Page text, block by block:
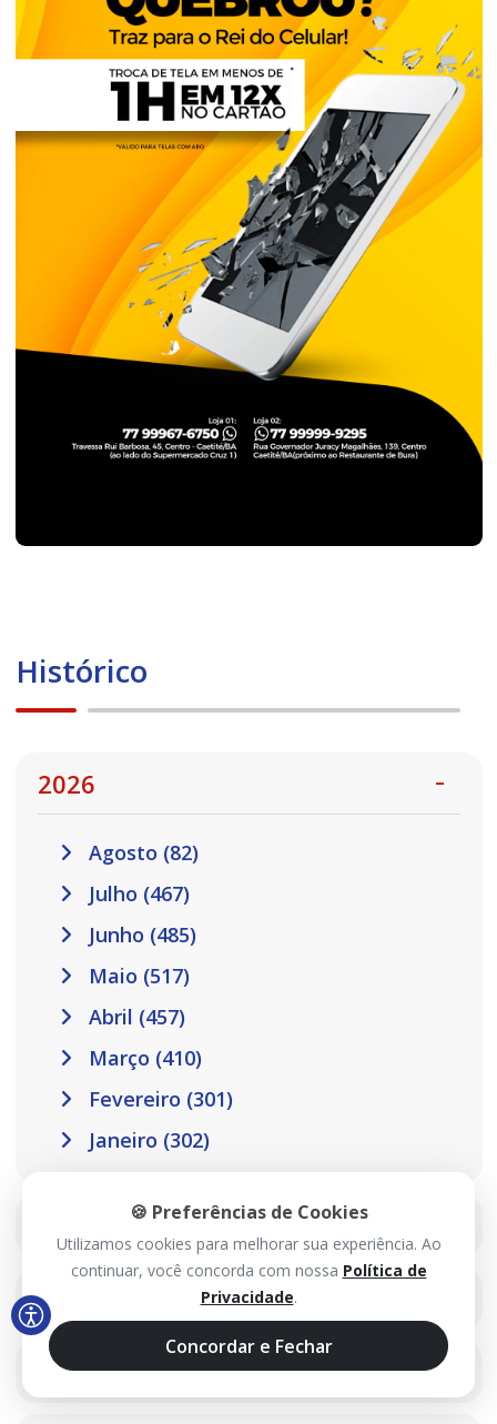
Histórico
2026
Agosto (82)
Julho (467)
Junho (485)
Maio (517)
Abril (457)
Março (410)
Fevereiro (301)
Janeiro (302)
2024
2023
🍪 Preferências de Cookies
Utilizamos cookies para melhorar sua experiência. Ao
continuar, você concorda com nossa Política de
Privacidade.
Concordar e Fechar